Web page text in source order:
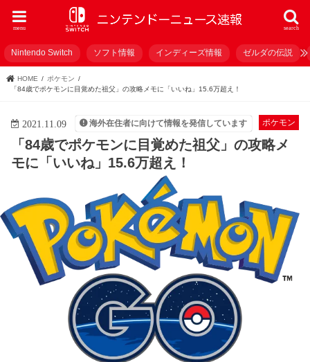
search
menu
Nintendo Switch ソフト情報 インディーズ情報 ゼルダの伝説
HOME
ポケモン
「84歳でポケモンに目覚めた祖父」の攻略メモに「いいね」15.6万超え！
ポケモン
2021.11.09 海外在住者に向けて情報を発信しています
「84歳でポケモンに目覚めた祖父」の攻略メ
モに「いいね」15.6万超え！